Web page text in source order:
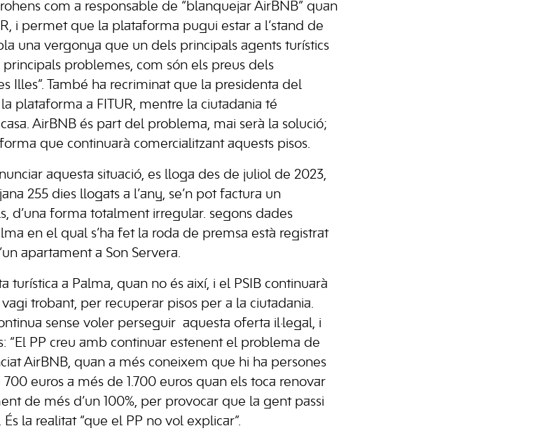
com a responsable de “blanquejar AirBNB” quan
i permet que la plataforma pugui estar a l’stand de
una vergonya que un dels principals agents turístics
principals problemes, com són els preus dels
Illes”. També ha recriminat que la presidenta del
plataforma a FITUR, mentre la ciutadania té
AirBNB és part del problema, mai serà la solució;
que continuarà comercialitzant aquests pisos.
aquesta situació, es lloga des de juliol de 2023,
255 dies llogats a l’any, se’n pot factura un
d’una forma totalment irregular. segons dades
en el qual s’ha fet la roda de premsa està registrat
apartament a Son Servera.
turística a Palma, quan no és així, i el PSIB continuarà
trobant, per recuperar pisos per a la ciutadania.
sense voler perseguir aquesta oferta il·legal, i
“El PP creu amb continuar estenent el problema de
AirBNB, quan a més coneixem que hi ha persones
euros a més de 1.700 euros quan els toca renovar
de més d’un 100%, per provocar que la gent passi
la realitat “que el PP no vol explicar”.